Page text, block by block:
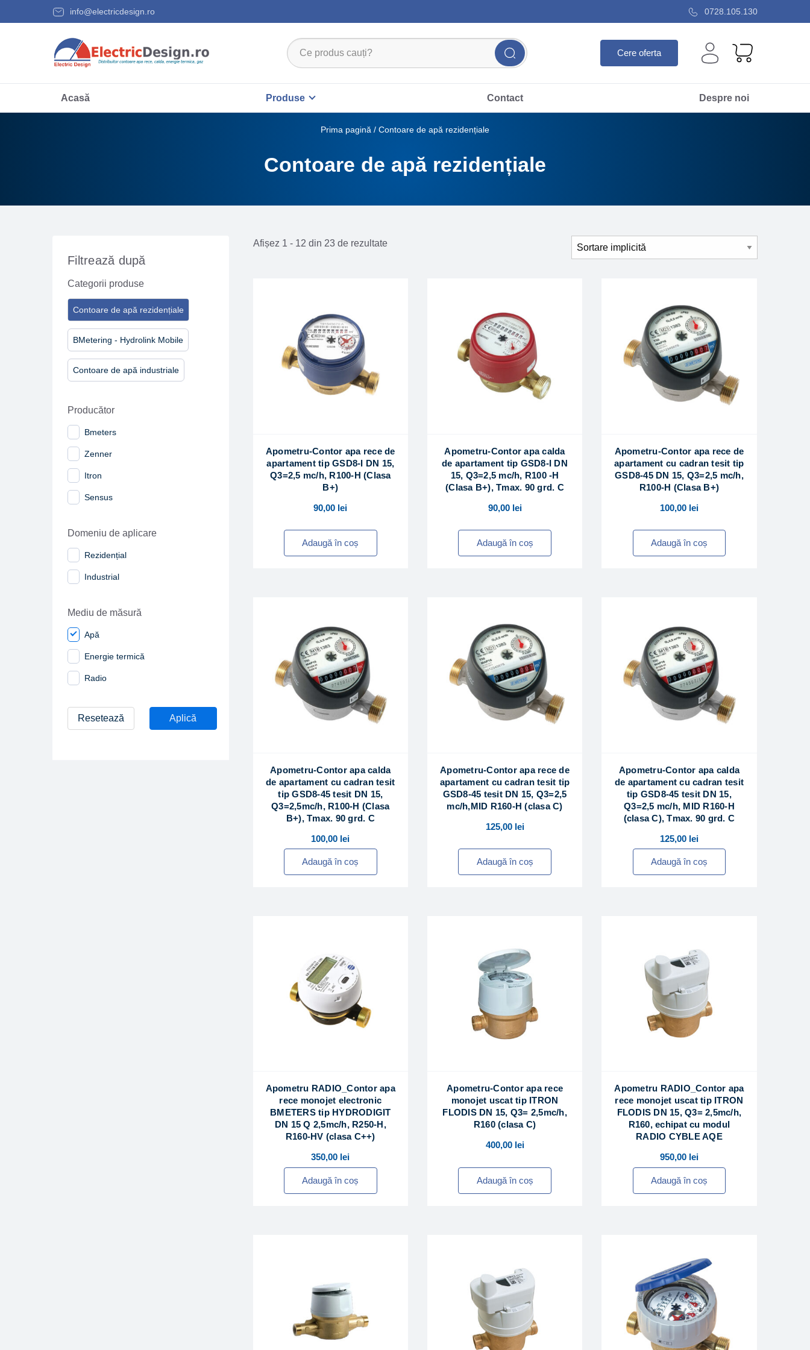
info@electricdesign.ro 0728.105.130
Cere oferta
Acasă Produse Contact Despre noi
Prima pagină / Contoare de apă rezidențiale
Contoare de apă rezidențiale
Filtrează după
Categorii produse
Contoare de apă rezidențiale
BMetering - Hydrolink Mobile
Contoare de apă industriale
Producător
Bmeters
Zenner
Itron
Sensus
Domeniu de aplicare
Rezidențial
Industrial
Mediu de măsură
Apă
Energie termică
Radio
Aplică
Resetează
Afișez 1 - 12 din 23 de rezultate
Apometru-Contor apa rece de
apartament tip GSD8-I DN 15,
Q3=2,5 mc/h, R100-H (Clasa
B+)
90,00 lei
Adaugă în coș
Apometru-Contor apa calda
de apartament tip GSD8-I DN
15, Q3=2,5 mc/h, R100 -H
(Clasa B+), Tmax. 90 grd. C
90,00 lei
Adaugă în coș
Apometru-Contor apa rece de
apartament cu cadran tesit tip
GSD8-45 DN 15, Q3=2,5 mc/h,
R100-H (Clasa B+)
100,00 lei
Adaugă în coș
Apometru-Contor apa calda
de apartament cu cadran tesit
tip GSD8-45 tesit DN 15,
Q3=2,5mc/h, R100-H (Clasa
B+), Tmax. 90 grd. C
100,00 lei
Adaugă în coș
Apometru-Contor apa rece de
apartament cu cadran tesit tip
GSD8-45 tesit DN 15, Q3=2,5
mc/h,MID R160-H (clasa C)
125,00 lei
Adaugă în coș
Apometru-Contor apa calda
de apartament cu cadran tesit
tip GSD8-45 tesit DN 15,
Q3=2,5 mc/h, MID R160-H
(clasa C), Tmax. 90 grd. C
125,00 lei
Adaugă în coș
Apometru RADIO_Contor apa
rece monojet electronic
BMETERS tip HYDRODIGIT
DN 15 Q 2,5mc/h, R250-H,
R160-HV (clasa C++)
350,00 lei
Adaugă în coș
Apometru-Contor apa rece
monojet uscat tip ITRON
FLODIS DN 15, Q3= 2,5mc/h,
R160 (clasa C)
400,00 lei
Adaugă în coș
Apometru RADIO_Contor apa
rece monojet uscat tip ITRON
FLODIS DN 15, Q3= 2,5mc/h,
R160, echipat cu modul
RADIO CYBLE AQE
950,00 lei
Adaugă în coș